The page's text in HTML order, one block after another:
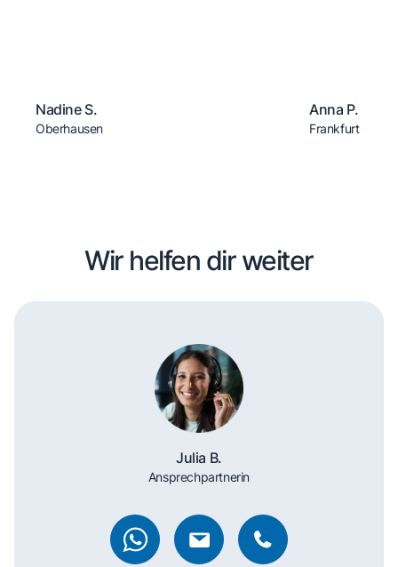
Nadine S.
Oberhausen
Anna P.
Frankfurt
Wir helfen dir weiter
Julia B.
Ansprechpartnerin